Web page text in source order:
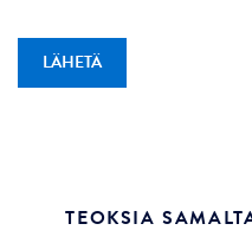
TEOKSIA